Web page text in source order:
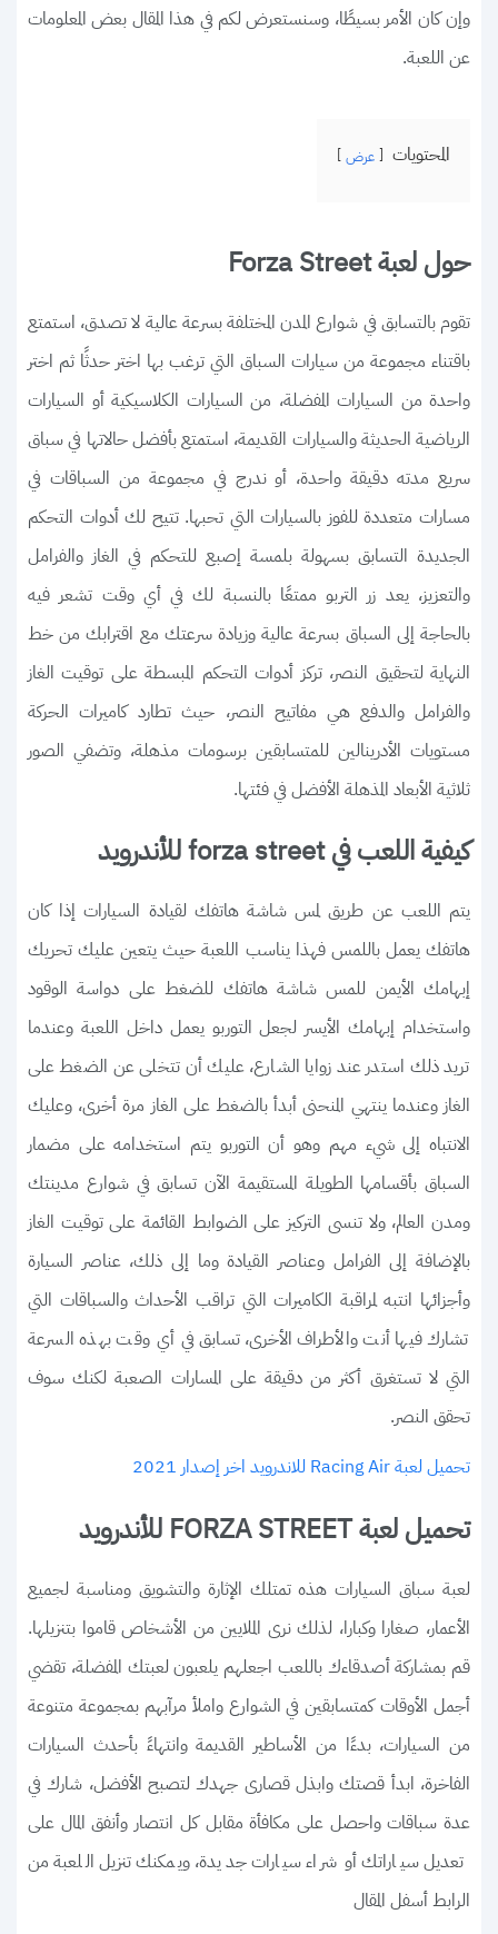
وإن كان الأمر بسيطًا، وسنستعرض لكم في هذا المقال بعض المعلومات
عن اللعبة.
المحتويات عرض
حول لعبة Forza Street
تقوم بالتسابق في شوارع المدن المختلفة بسرعة عالية لا تصدق، استمتع
باقتناء مجموعة من سيارات السباق التي ترغب بها اختر حدثًا ثم اختر
واحدة من السيارات المفضلة، من السيارات الكلاسيكية أو السيارات
الرياضية الحديثة والسيارات القديمة، استمتع بأفضل حالاتها في سباق
سريع مدته دقيقة واحدة، أو ندرج في مجموعة من السباقات في
مسارات متعددة للفوز بالسيارات التي تحبها. تتيح لك أدوات التحكم
الجديدة التسابق بسهولة بلمسة إصبع للتحكم في الغاز والفرامل
والتعزيز، يعد زر التربو ممتعًا بالنسبة لك في أي وقت تشعر فيه
بالحاجة إلى السباق بسرعة عالية وزيادة سرعتك مع اقترابك من خط
النهاية لتحقيق النصر، تركز أدوات التحكم المبسطة على توقيت الغاز
والفرامل والدفع هي مفاتيح النصر، حيث تطارد كاميرات الحركة
مستويات الأدرينالين للمتسابقين برسومات مذهلة، وتضفي الصور
ثلاثية الأبعاد المذهلة الأفضل في فئتها.
كيفية اللعب في forza street للأندرويد
يتم اللعب عن طريق لمس شاشة هاتفك لقيادة السيارات إذا كان
هاتفك يعمل باللمس فهذا يناسب اللعبة حيث يتعين عليك تحريك
إبهامك الأيمن للمس شاشة هاتفك للضغط على دواسة الوقود
واستخدام إبهامك الأيسر لجعل التوربو يعمل داخل اللعبة وعندما
تريد ذلك استدر عند زوايا الشارع، عليك أن تتخلى عن الضغط على
الغاز وعندما ينتهي المنحنى أبدأ بالضغط على الغاز مرة أخرى، وعليك
الانتباه إلى شيء مهم وهو أن التوربو يتم استخدامه على مضمار
السباق بأقسامها الطويلة المستقيمة الآن تسابق في شوارع مدينتك
ومدن العالم، ولا تنسى التركيز على الضوابط القائمة على توقيت الغاز
بالإضافة إلى الفرامل وعناصر القيادة وما إلى ذلك، عناصر السيارة
وأجزائها انتبه لمراقبة الكاميرات التي تراقب الأحداث والسباقات التي
تشارك فيها أنت والأطراف الأخرى، تسابق في أي وقت بهذه السرعة
التي لا تستغرق أكثر من دقيقة على المسارات الصعبة لكنك سوف
تحقق النصر.
تحميل لعبة Racing Air للاندرويد اخر إصدار 2021
تحميل لعبة FORZA STREET للأندرويد
لعبة سباق السيارات هذه تمتلك الإثارة والتشويق ومناسبة لجميع
الأعمار، صغارا وكبارا، لذلك نرى الملايين من الأشخاص قاموا بتنزيلها.
قم بمشاركة أصدقاءك باللعب اجعلهم يلعبون لعبتك المفضلة، تقضي
أجمل الأوقات كمتسابقين في الشوارع واملأ مرآبهم بمجموعة متنوعة
من السيارات، بدءًا من الأساطير القديمة وانتهاءً بأحدث السيارات
الفاخرة، ابدأ قصتك وابذل قصارى جهدك لتصبح الأفضل، شارك في
عدة سباقات واحصل على مكافأة مقابل كل انتصار وأنفق المال على
تعديل سياراتك أو شراء سيارات جديدة، ويمكنك تنزيل اللعبة من
الرابط أسفل المقال